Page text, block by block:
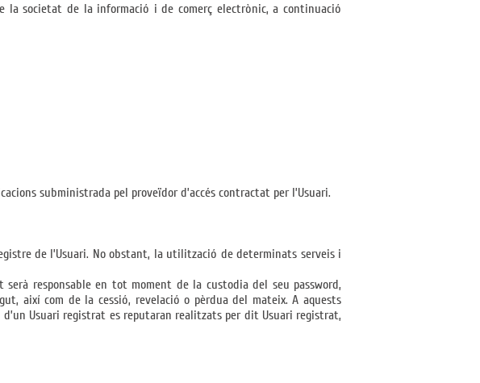
la societat de la informació i de comerç electrònic, a continuació
subministrada pel proveïdor d’accés contractat per l’Usuari.
de l’Usuari. No obstant, la utilització de determinats serveis i
serà responsable en tot moment de la custodia del seu password,
així com de la cessió, revelació o pèrdua del mateix. A aquests
Usuari registrat es reputaran realitzats per dit Usuari registrat,